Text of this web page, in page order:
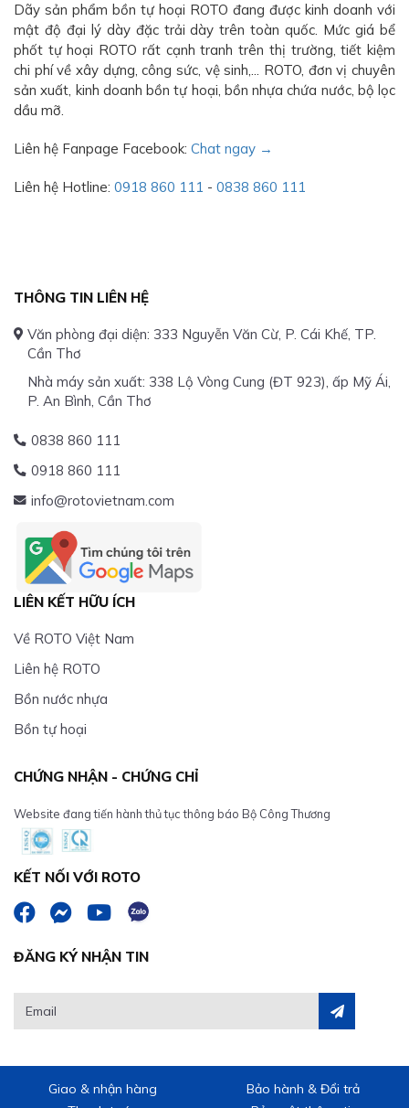
Dãy sản phẩm bồn tự hoại ROTO đang được kinh doanh với
mật độ đại lý dày đặc trải dày trên toàn quốc. Mức giá bể
phốt tự hoại ROTO rất cạnh tranh trên thị trường, tiết kiệm
chi phí về xây dựng, công sức, vệ sinh,... ROTO, đơn vị chuyên
sản xuất, kinh doanh bồn tự hoại, bồn nhựa chứa nước, bộ lọc
dầu mỡ.
Liên hệ Fanpage Facebook: Chat ngay →
Liên hệ Hotline: 0918 860 111 - 0838 860 111
THÔNG TIN LIÊN HỆ
Văn phòng đại diện: 333 Nguyễn Văn Cừ, P. Cái Khế, TP.
Cần Thơ
Nhà máy sản xuất: 338 Lộ Vòng Cung (ĐT 923), ấp Mỹ Ái,
P. An Bình, Cần Thơ
0838 860 111
0918 860 111
info@rotovietnam.com
LIÊN KẾT HỮU ÍCH
Về ROTO Việt Nam
Liên hệ ROTO
Bồn nước nhựa
Bồn tự hoại
CHỨNG NHẬN - CHỨNG CHỈ
Website đang tiến hành thủ tục thông báo Bộ Công Thương
KẾT NỐI VỚI ROTO
ĐĂNG KÝ NHẬN TIN
Giao & nhận hàng
Bảo hành & Đổi trả